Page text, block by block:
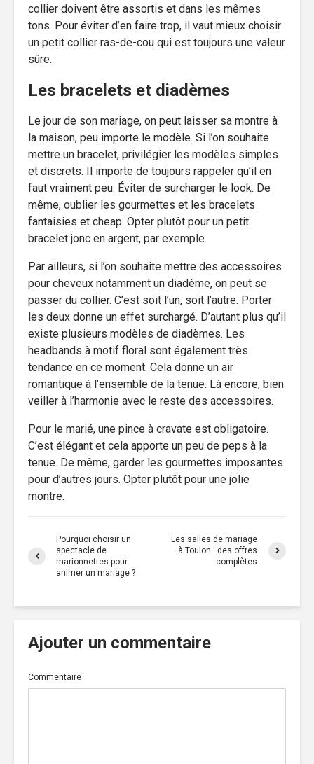
collier doivent être assortis et dans les mêmes
tons. Pour éviter d’en faire trop, il vaut mieux choisir
un petit collier ras-de-cou qui est toujours une valeur
sûre.
Les bracelets et diadèmes
Le jour de son mariage, on peut laisser sa montre à
la maison, peu importe le modèle. Si l’on souhaite
mettre un bracelet, privilégier les modèles simples
et discrets. Il importe de toujours rappeler qu’il en
faut vraiment peu. Éviter de surcharger le look. De
même, oublier les gourmettes et les bracelets
fantaisies et cheap. Opter plutôt pour un petit
bracelet jonc en argent, par exemple.
Par ailleurs, si l’on souhaite mettre des accessoires
pour cheveux notamment un diadème, on peut se
passer du collier. C’est soit l’un, soit l’autre. Porter
les deux donne un effet surchargé. D’autant plus qu’il
existe plusieurs modèles de diadèmes. Les
headbands à motif floral sont également très
tendance en ce moment. Cela donne un air
romantique à l’ensemble de la tenue. Là encore, bien
veiller à l’harmonie avec le reste des accessoires.
Pour le marié, une pince à cravate est obligatoire.
C’est élégant et cela apporte un peu de peps à la
tenue. De même, garder les gourmettes imposantes
pour d’autres jours. Opter plutôt pour une jolie
montre.
Pourquoi choisir un
spectacle de
marionnettes pour
animer un mariage ?
Les salles de mariage
à Toulon : des offres
complètes
Ajouter un commentaire
Commentaire